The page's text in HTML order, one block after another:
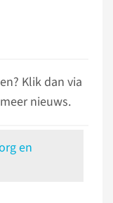
Klik dan via
nieuws.
en